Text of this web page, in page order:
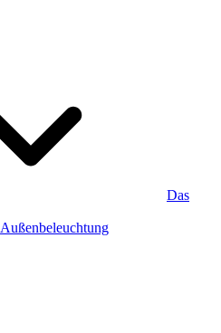
Das
Außenbeleuchtung